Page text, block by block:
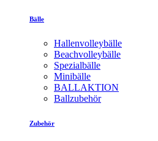
Bälle
Hallenvolleybälle
Beachvolleybälle
Spezialbälle
Minibälle
BALLAKTION
Ballzubehör
Zubehör